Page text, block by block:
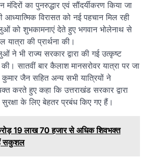
का पुनरुद्धार एवं सौंदर्यीकरण किया जा
विरासत को नई पहचान मिल रही
को शुभकामनाएं देते हुए भगवान भोलेनाथ से
की प्रार्थना की।
ने भी राज्य सरकार द्वारा की गई उत्कृष्ट
सातवीं बार कैलाश मानसरोवर यात्रा पर जा
जैन सहित अन्य सभी यात्रियों ने
करते हुए कहा कि उत्तराखंड सरकार द्वारा
सुरक्षा के लिए बेहतर प्रबंध किए गए हैं।
19 लाख 70 हजार से अधिक शिवभक्त
सकुशल